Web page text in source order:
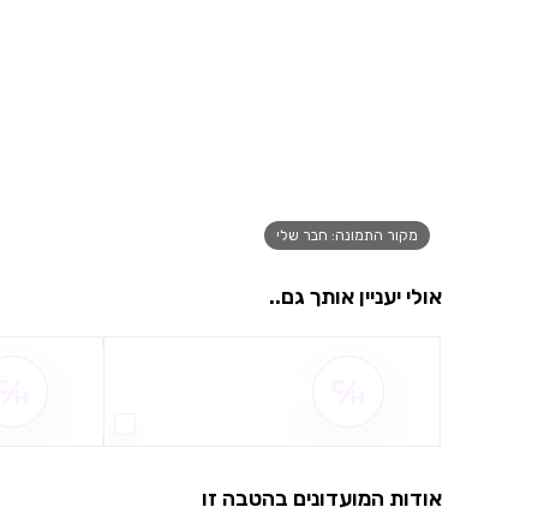
מקור התמונה: חבר שלי
אולי יעניין אותך גם..
אודות המועדונים בהטבה זו